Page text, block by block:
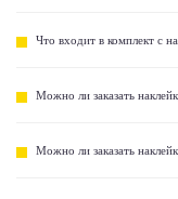
Что входит в комплект с
Можно ли заказать
Можно ли заказать